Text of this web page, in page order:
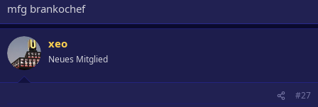
mfg brankochef
xeo
Neues Mitglied
#27